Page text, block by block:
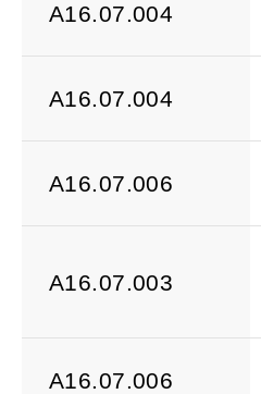
A16.07.004
A16.07.004
A16.07.006
A16.07.003
A16.07.006